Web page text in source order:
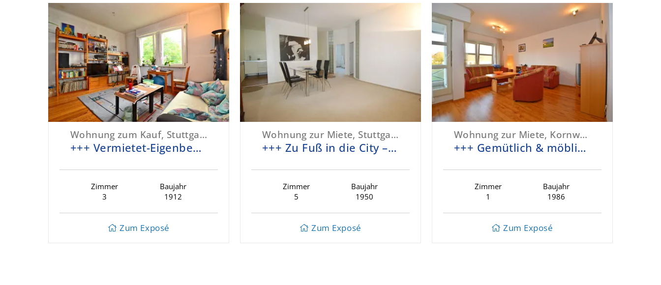
Wohnung zum Kauf, Stuttgart-Zuffenhausen
+++ Vermietet-Eigenbedarfskündigung möglich - charmanter Altbau +++
Zimmer
3
Baujahr
1912
Zum Exposé
Wohnung zur Miete, Stuttgart-West
+++ Zu Fuß in die City – außergewöhnliche Belle-Etage - Schick & elegant - bequem - inkl. EBK +++
Zimmer
5
Baujahr
1950
Zum Exposé
Wohnung zur Miete, Kornwestheim
+++ Gemütlich & möbliert - Balkon, Bad mit Wanne - inklusive EBK & Tiefgarage +++
Zimmer
1
Baujahr
1986
Zum Exposé